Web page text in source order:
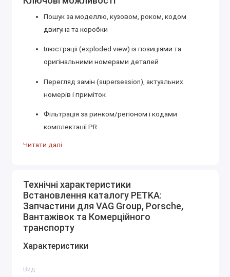
Пошук за моделлю, кузовом, роком, кодом
двигуна та коробки
Ілюстрації (exploded view) із позиціями та
оригінальними номерами деталей
Перегляд замін (supersession), актуальних
номерів і приміток
Фільтрація за ринком/регіоном і кодами
комплектації PR
Підтримка комерційних моделей і автобусів
Імпорт і відображення прайс-листів, друк і
експорт підборок
Пошук за VIN — важливе зауваження
працює лише по локальній базі даних. База дуже
велика й охоплює мільйони VIN, але з досвіду клієнтів
Читати далі
Технічні характеристики
Встановлення каталогу PETKA:
Запчастини для VAG Group, Porsche,
Вантажівок та Комерційного
транспорту
Характеристики
Вид